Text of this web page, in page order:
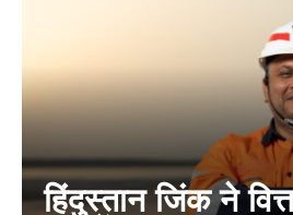
हिंदुस्तान जिंक ने